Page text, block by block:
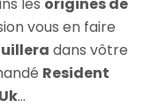
Evil
5
Gold
Edition
vous en faire
dans vôtre
Resident
...